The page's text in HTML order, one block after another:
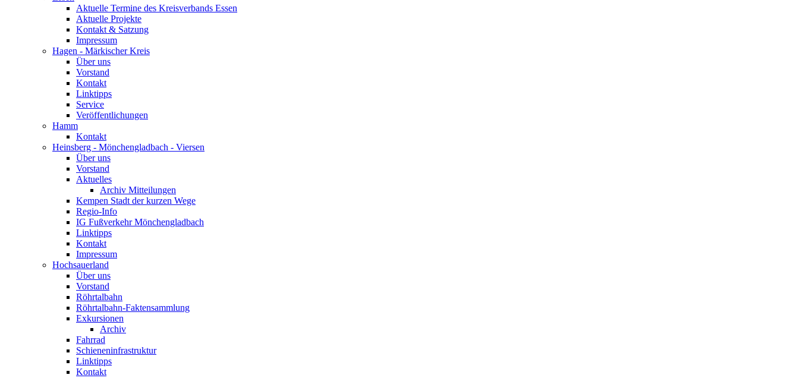
Aktuelle Termine des Kreisverbands Essen
Aktuelle Projekte
Kontakt & Satzung
Impressum
Hagen - Märkischer Kreis
Über uns
Vorstand
Kontakt
Linktipps
Service
Veröffentlichungen
Hamm
Kontakt
Heinsberg - Mönchengladbach - Viersen
Über uns
Vorstand
Aktuelles
Archiv Mitteilungen
Kempen Stadt der kurzen Wege
Regio-Info
IG Fußverkehr Mönchengladbach
Linktipps
Kontakt
Impressum
Hochsauerland
Über uns
Vorstand
Röhrtalbahn
Röhrtalbahn-Faktensammlung
Exkursionen
Archiv
Fahrrad
Schieneninfrastruktur
Linktipps
Kontakt